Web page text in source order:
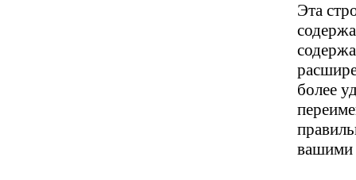
Эта
более
вашими